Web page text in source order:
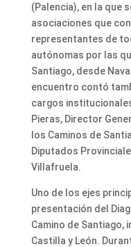
(Palencia), en la que
asociaciones que
representantes de
autónomas por las
Santiago, desde
encuentro contó
cargos
Pieras, Director
los Caminos de
Diputados
Villafruela.
Uno de los ejes
presentación del
Camino de Santiago,
Castilla y León.